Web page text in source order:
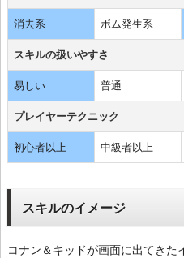
消去系 ボム発生系
スキルの扱いやすさ
易しい 普通
プレイヤーテクニック
初心者以上 中級者以上
スキルのイメージ
コナン＆キッドが画面に出てきた